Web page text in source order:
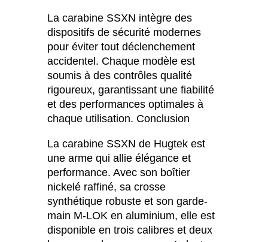
La carabine SSXN intègre des
dispositifs de sécurité modernes
pour éviter tout déclenchement
accidentel. Chaque modèle est
soumis à des contrôles qualité
rigoureux, garantissant une fiabilité
et des performances optimales à
chaque utilisation. Conclusion
La carabine SSXN de Hugtek est
une arme qui allie élégance et
performance. Avec son boîtier
nickelé raffiné, sa crosse
synthétique robuste et son garde-
main M-LOK en aluminium, elle est
disponible en trois calibres et deux